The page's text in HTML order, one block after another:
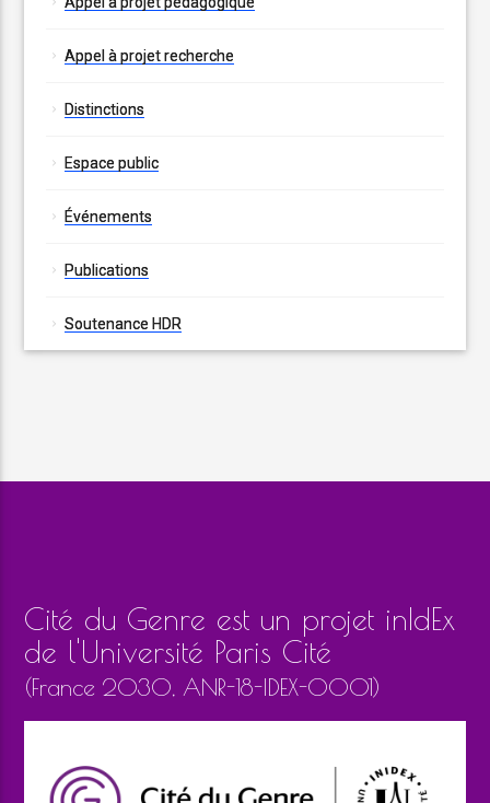
Appel à projet recherche
Distinctions
Espace public
Événements
Publications
Soutenance HDR
Cité du Genre est un projet inIdEx
de l'Université Paris Cité
(France 2030, ANR-18-IDEX-0001)